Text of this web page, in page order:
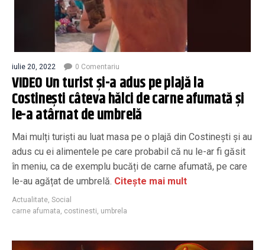
iulie 20, 2022 0 Comentariu
VIDEO Un turist și-a adus pe plajă la
Costinești câteva hălci de carne afumată și
le-a atârnat de umbrelă
Mai mulți turiști au luat masa pe o plajă din Costinești și au
adus cu ei alimentele pe care probabil că nu le-ar fi găsit
în meniu, ca de exemplu bucăți de carne afumată, pe care
le-au agățat de umbrelă. Citește mai mult
Actualitate, Social
carne afumata, costinesti, umbrela